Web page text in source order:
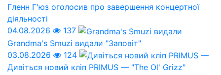
Гленн Г'юз оголосив про завершення концертної
діяльності
04.08.2026
137
Grandma's Smuzi видали "Заповіт"
03.08.2026
124
Дивіться новий кліп PRIMUS — "The Ol' Grizz"